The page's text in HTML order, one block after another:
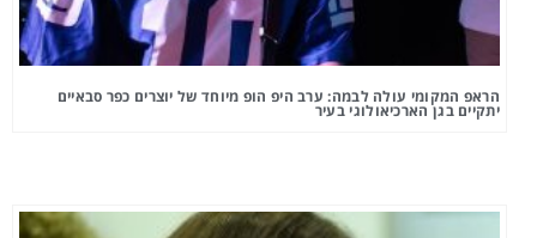
הראפ המקומי עולה לבמה: ערב היפ הופ מיוחד של יוצרים כפר סבאיים
יתקיים בגן הארכיאולוגי בעיר